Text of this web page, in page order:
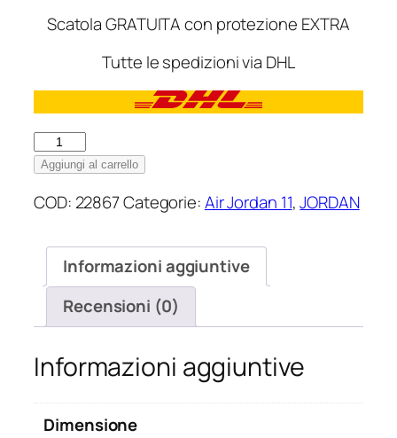
Scatola GRATUITA con protezione EXTRA
Tutte le spedizioni via DHL
Nike
Air
11
CMFT
White
Navy
Michigan
Aggiungi al carrello
COD: 22867Categorie:Air Jordan 11,JORDAN
Informazioni aggiuntive
Recensioni (0)
Informazioni aggiuntive
Dimensione